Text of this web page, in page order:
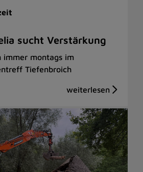
sucht Verstärkung
immer montags im
Tiefenbroich